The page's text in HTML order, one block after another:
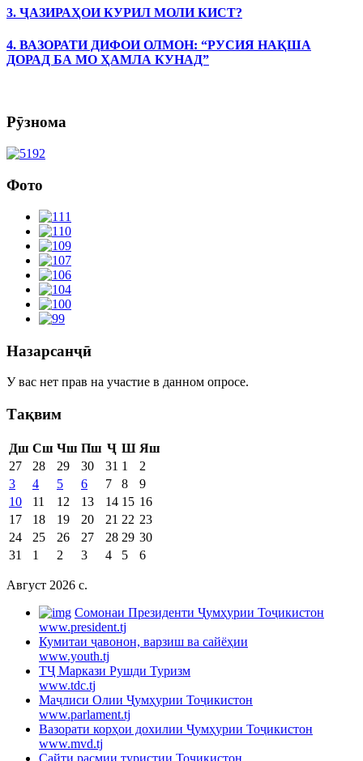
3. ҶАЗИРАҲОИ КУРИЛ МОЛИ КИСТ?
4. ВАЗОРАТИ ДИФОИ ОЛМОН: “РУСИЯ НАҚША
ДОРАД БА МО ҲАМЛА КУНАД”
Рӯзнома
Фото
Назарсанҷӣ
У вас нет прав на участие в данном опросе.
Тақвим
Дш Сш Чш Пш Ҷ Ш Яш
27
28 29 30 31 1
2
3
4 5 6 7 8
9
10
11 12 13 14 15 16
17
18 19 20 21 22 23
24
25 26 27 28 29 30
31
1 2 3 4 5 6
Август 2026 c.
Cомонаи Президенти Ҷумҳурии Тоҷикистон
www.president.tj
Кумитаи ҷавонон, варзиш ва сайёҳии
www.youth.tj
ТҶ Маркази Рушди Туризм
www.tdc.tj
Маҷлиси Олии Ҷумҳурии Тоҷикистон
www.parlament.tj
Вазорати корҳои дохилии Ҷумҳурии Тоҷикистон
www.mvd.tj
Сайти расмии туристии Тоҷикистон